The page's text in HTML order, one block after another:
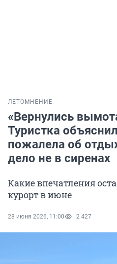
ЛЕТО МНЕНИЕ
«Вернулись
Туристка
пожалела об
дело не в сиренах
Какие впечатления
курорт в июне
28 июня 2026, 11:00 2 427